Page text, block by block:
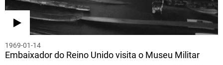
1969-01-14
Embaixador do Reino Unido visita o Museu Militar